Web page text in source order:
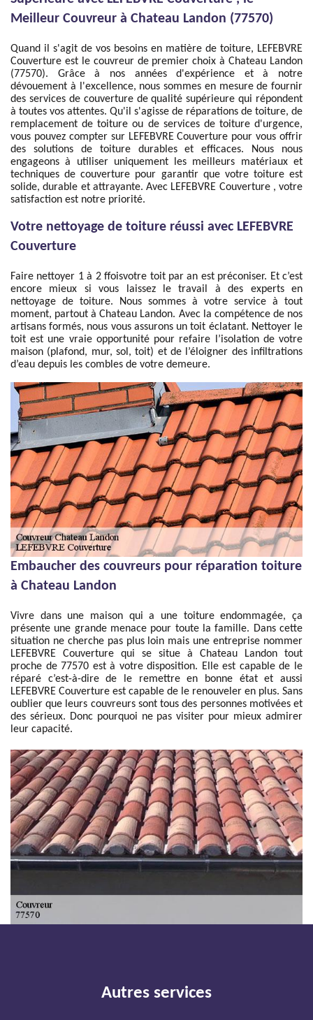
Meilleur Couvreur à Chateau Landon (77570)
Quand il s'agit de vos besoins en matière de toiture, LEFEBVRE
Couverture est le couvreur de premier choix à Chateau Landon
(77570). Grâce à nos années d'expérience et à notre
dévouement à l'excellence, nous sommes en mesure de fournir
des services de couverture de qualité supérieure qui répondent
à toutes vos attentes. Qu'il s'agisse de réparations de toiture, de
remplacement de toiture ou de services de toiture d'urgence,
vous pouvez compter sur LEFEBVRE Couverture pour vous offrir
des solutions de toiture durables et efficaces. Nous nous
engageons à utiliser uniquement les meilleurs matériaux et
techniques de couverture pour garantir que votre toiture est
solide, durable et attrayante. Avec LEFEBVRE Couverture , votre
satisfaction est notre priorité.
Votre nettoyage de toiture réussi avec LEFEBVRE
Couverture
Faire nettoyer 1 à 2 ffoisvotre toit par an est préconiser. Et c’est
encore mieux si vous laissez le travail à des experts en
nettoyage de toiture. Nous sommes à votre service à tout
moment, partout à Chateau Landon. Avec la compétence de nos
artisans formés, nous vous assurons un toit éclatant. Nettoyer le
toit est une vraie opportunité pour refaire l’isolation de votre
maison (plafond, mur, sol, toit) et de l’éloigner des infiltrations
d’eau depuis les combles de votre demeure.
Embaucher des couvreurs pour réparation toiture
à Chateau Landon
Vivre dans une maison qui a une toiture endommagée, ça
présente une grande menace pour toute la famille. Dans cette
situation ne cherche pas plus loin mais une entreprise nommer
LEFEBVRE Couverture qui se situe à Chateau Landon tout
proche de 77570 est à votre disposition. Elle est capable de le
réparé c’est-à-dire de le remettre en bonne état et aussi
LEFEBVRE Couverture est capable de le renouveler en plus. Sans
oublier que leurs couvreurs sont tous des personnes motivées et
des sérieux. Donc pourquoi ne pas visiter pour mieux admirer
leur capacité.
Autres services